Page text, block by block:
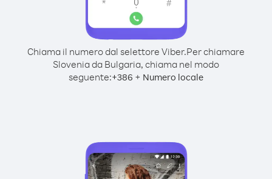
Chiama il numero dal selettore Viber.Per chiamare
Slovenia da Bulgaria, chiama nel modo
seguente:+386 + Numero locale